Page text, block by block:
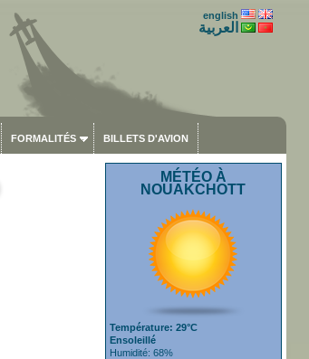
english
العربية
FORMALITÉS BILLETS D'AVION
MÉTÉO À
NOUAKCHOTT
Température: 29°C
Ensoleillé
Humidité: 68%